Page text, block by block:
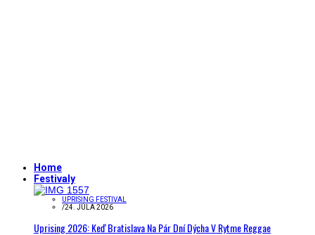
Home
Festivaly
UPRISING FESTIVAL
/24. JÚLA 2026
Uprising 2026: Keď Bratislava Na Pár Dní Dýcha V Rytme Reggae